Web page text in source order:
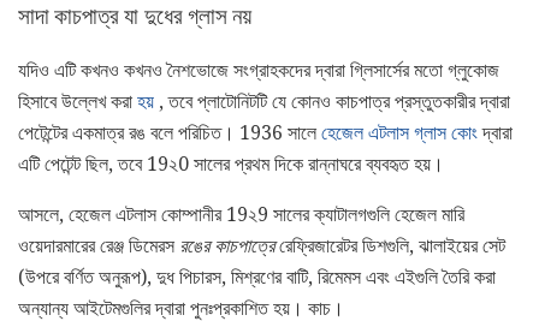
সাদা কাচপাত্র যা দুধের গ্লাস নয়
যদিও এটি কখনও কখনও নৈশভোজে সংগ্রাহকদের দ্বারা গ্লিসার্সের মতো গ্লুকোজ
হিসাবে উল্লেখ করা হয় , তবে প্লাটোনিটটি যে কোনও কাচপাত্র প্রস্তুতকারীর দ্বারা
পেটেন্টের একমাত্র রঙ বলে পরিচিত। 1936 সালে হেজেল এটলাস গ্লাস কোংদ্বারা
এটি পেটেন্ট ছিল, তবে 19২0 সালের প্রথম দিকে রান্নাঘরে ব্যবহৃত হয়।
আসলে, হেজেল এটলাস কোম্পানীর 19২9 সালের ক্যাটালগগুলি হেজেল মারি
ওয়েদারমারের রেঞ্জ ডিমেরস রঙের কাচপাত্রেরেফ্রিজারেটর ডিশগুলি, ঝালাইয়ের সেট
(উপরে বর্ণিত অনুরূপ), দুধ পিচারস, মিশ্রণের বাটি, রিমেমস এবং এইগুলি তৈরি করা
অন্যান্য আইটেমগুলির দ্বারা পুনঃপ্রকাশিত হয়। কাচ।